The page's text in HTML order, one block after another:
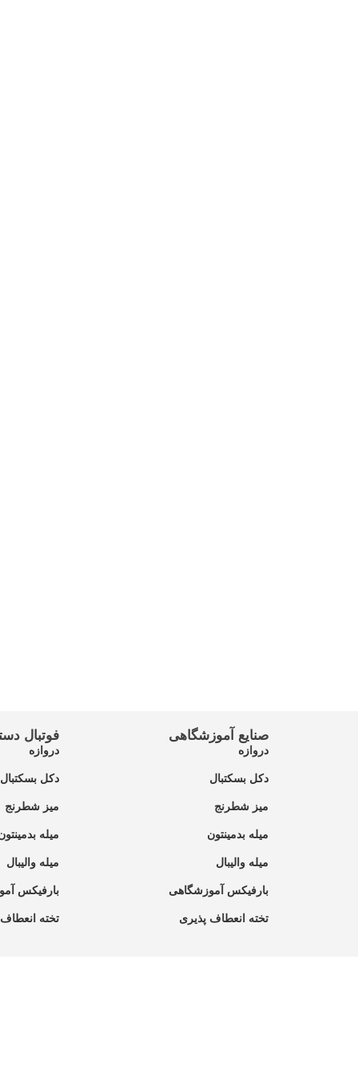
صنایع آموزشگاهی
دروازه
دکل بسکتبال
میز شطرنج
میله بدمینتون
میله والیبال
بارفیکس آموزشگاهی
تخته انعطاف پذیری
فوتبال
دروازه
دکل بسکتبال
میز شطرنج
میله
میله والیبال
بارفیکس
تخته